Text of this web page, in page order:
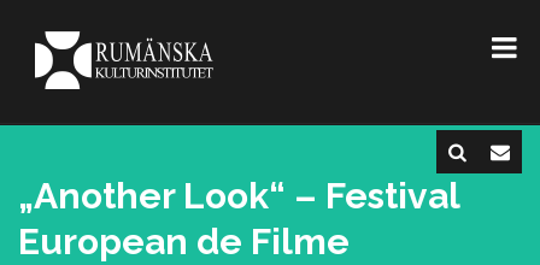
„Another Look“ – Festival
European de Filme